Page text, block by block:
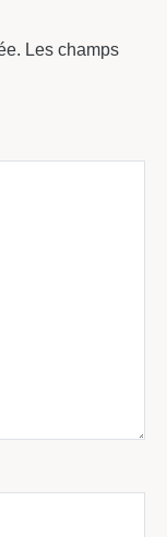
Les champs